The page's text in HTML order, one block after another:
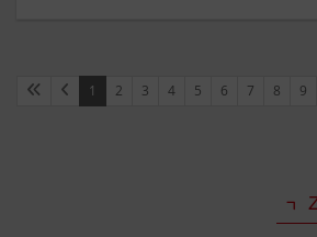
1 2 3 4 5 6 7 8 9